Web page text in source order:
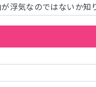
浮気なのではないか知